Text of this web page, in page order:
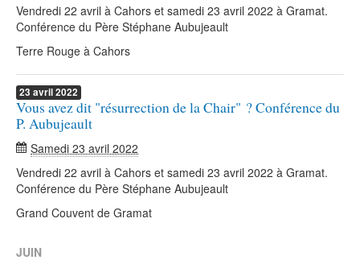
Vendredi 22 avril à Cahors et samedi 23 avril 2022 à Gramat.
Conférence du Père Stéphane Aubujeault
Terre Rouge à Cahors
23 avril2022
Vous avez dit "résurrection de la Chair" ? Conférence du
P. Aubujeault
Samedi 23 avril 2022
Vendredi 22 avril à Cahors et samedi 23 avril 2022 à Gramat.
Conférence du Père Stéphane Aubujeault
Grand Couvent de Gramat
JUIN